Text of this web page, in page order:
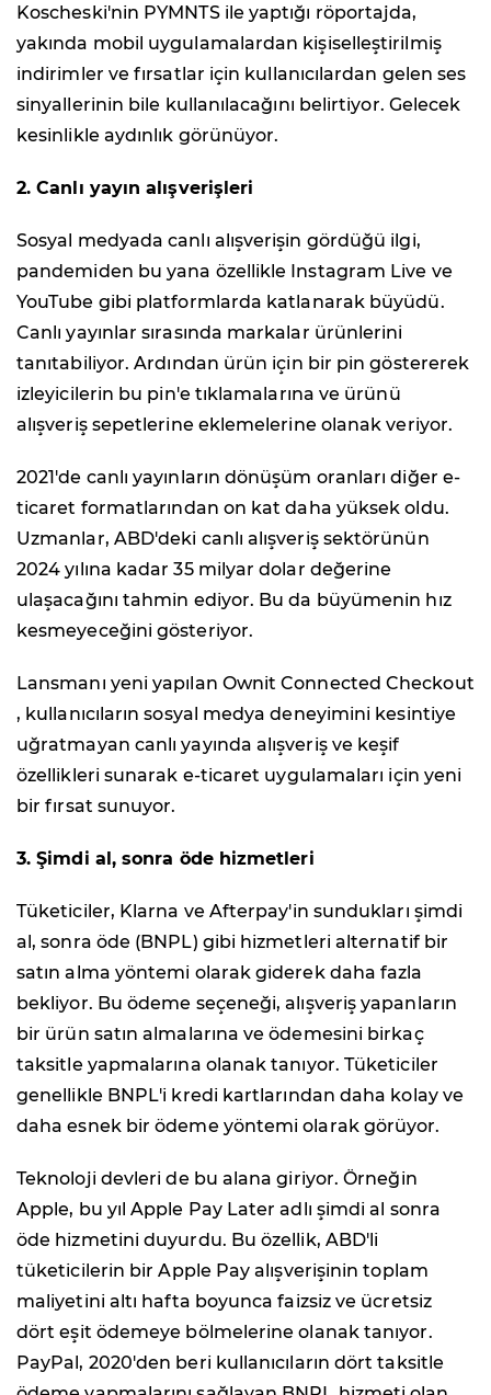
Koscheski'nin PYMNTS ile yaptığı röportajda,
yakında mobil uygulamalardan kişiselleştirilmiş
indirimler ve fırsatlar için kullanıcılardan gelen ses
sinyallerinin bile kullanılacağını belirtiyor. Gelecek
kesinlikle aydınlık görünüyor.
2. Canlı yayın alışverişleri
Sosyal medyada canlı alışverişin gördüğü ilgi,
pandemiden bu yana özellikle Instagram Live ve
YouTube gibi platformlarda katlanarak büyüdü.
Canlı yayınlar sırasında markalar ürünlerini
tanıtabiliyor. Ardından ürün için bir pin göstererek
izleyicilerin bu pin'e tıklamalarına ve ürünü
alışveriş sepetlerine eklemelerine olanak veriyor.
2021'de canlı yayınların dönüşüm oranları diğer e-
ticaret formatlarından on kat daha yüksek oldu.
Uzmanlar, ABD'deki canlı alışveriş sektörünün
2024 yılına kadar 35 milyar dolar değerine
ulaşacağını tahmin ediyor. Bu da büyümenin hız
kesmeyeceğini gösteriyor.
Lansmanı yeni yapılan Ownit Connected Checkout
, kullanıcıların sosyal medya deneyimini kesintiye
uğratmayan canlı yayında alışveriş ve keşif
özellikleri sunarak e-ticaret uygulamaları için yeni
bir fırsat sunuyor.
3. Şimdi al, sonra öde hizmetleri
Tüketiciler, Klarna ve Afterpay'in sundukları şimdi
al, sonra öde (BNPL) gibi hizmetleri alternatif bir
satın alma yöntemi olarak giderek daha fazla
bekliyor. Bu ödeme seçeneği, alışveriş yapanların
bir ürün satın almalarına ve ödemesini birkaç
taksitle yapmalarına olanak tanıyor. Tüketiciler
genellikle BNPL'i kredi kartlarından daha kolay ve
daha esnek bir ödeme yöntemi olarak görüyor.
Teknoloji devleri de bu alana giriyor. Örneğin
Apple, bu yıl Apple Pay Later adlı şimdi al sonra
öde hizmetini duyurdu. Bu özellik, ABD'li
tüketicilerin bir Apple Pay alışverişinin toplam
maliyetini altı hafta boyunca faizsiz ve ücretsiz
dört eşit ödemeye bölmelerine olanak tanıyor.
PayPal, 2020'den beri kullanıcıların dört taksitle